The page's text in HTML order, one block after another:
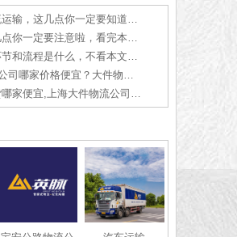
如何做好大件物流运输，这几点你一定要知道【知识普及】
大件物流运输这几点你一定要注意啦，看完本文你就知道了【全网解说】
大件物流运输的环节和流程是什么，不看本文就亏大了【全网解说】
寄100斤大件物流公司哪家价格便宜？大件物流公司价格对比【实时更新】
上海大件物流发货哪家便宜,上海大件物流公司收费价格表「含报价单」